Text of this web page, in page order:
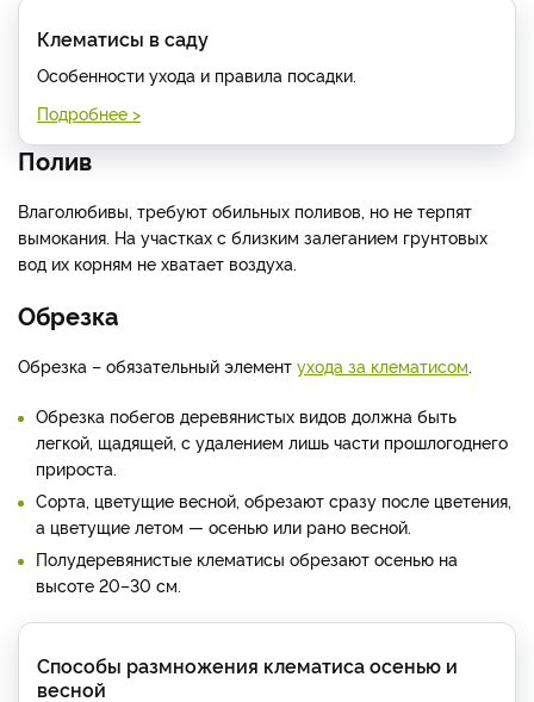
Клематисы в саду
Особенности ухода и правила посадки.
Подробнее >
Полив
Влаголюбивы, требуют обильных поливов, но не терпят
вымокания. На участках с близким залеганием грунтовых
вод их корням не хватает воздуха.
Обрезка
Обрезка – обязательный элемент ухода за клематисом.
Обрезка побегов деревянистых видов должна быть
легкой, щадящей, с удалением лишь части прошлогоднего
прироста.
Сорта, цветущие весной, обрезают сразу после цветения,
а цветущие летом — осенью или рано весной.
Полудеревянистые клематисы обрезают осенью на
высоте 20–30 см.
Способы размножения клематиса осенью и
весной